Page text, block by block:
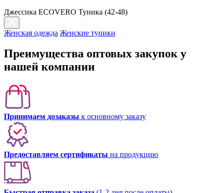
Джессика ECOVERO Туника (42-48)
Женская одежда Женские туники
Преимущества оптовых закупок у
нашей компании
Принимаем дозаказы к основному заказу
Предоставляем сертификаты на продукцию